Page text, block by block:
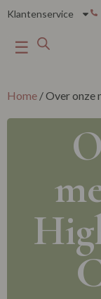
Klantenservice
☰
Home / Over onze